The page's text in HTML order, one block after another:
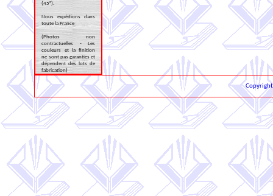
(45°).
Nous expédions dans
toute la France
(Photos non
contractuelles - Les
couleurs et la finition
ne sont pas garanties et
dépendent des lots de
fabrication)
Copyright